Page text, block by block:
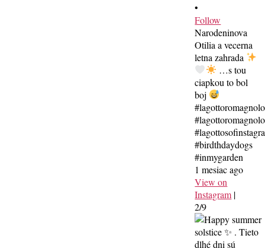
•
Follow
Narodeninova
Otilia a vecerna
letna zahrada
…s tou
ciapkou to bol
boj
#birdthdaydogs
#inmygarden
1 mesiac ago
View on
Instagram |
2/9